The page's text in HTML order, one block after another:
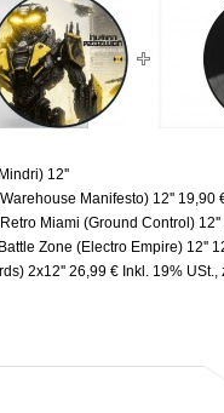
12''
Manifesto) 12'' 19,90
Miami (Ground Control) 12''
Zone (Electro Empire) 12''
2x12'' 26,99 € Inkl. 19% USt. ,